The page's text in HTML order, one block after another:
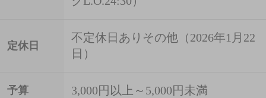
定休日
不定休日ありその他（2026年1月22
日）
予算 3,000円以上～5,000円未満